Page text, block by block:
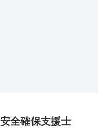
全確保支援士